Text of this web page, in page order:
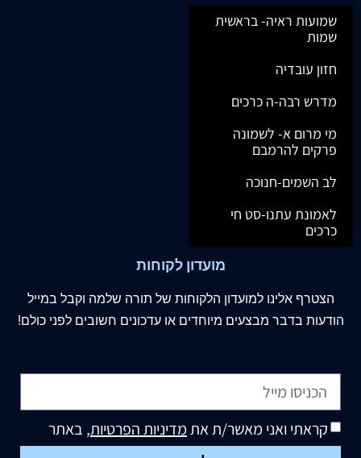
שמועות ראיה- בראשית
שמות
חזון עובדיה
מדרש רבה-ה כרכים
מי מרום א- לשמונה
פרקים להרמבם
לב השמים-חנוכה
לאמונת עתנו-סט חי
כרכים
מועדון לקוחות
הצטרף אלינו למועדון הלקוחות של תורה שלמה וקבל במייל
הודעות בדבר מבצעים מיוחדים או עדכונים חשובים לפני כולם!
קראתי ואני מאשר/ת אתמדיניות הפרטיות, באתר